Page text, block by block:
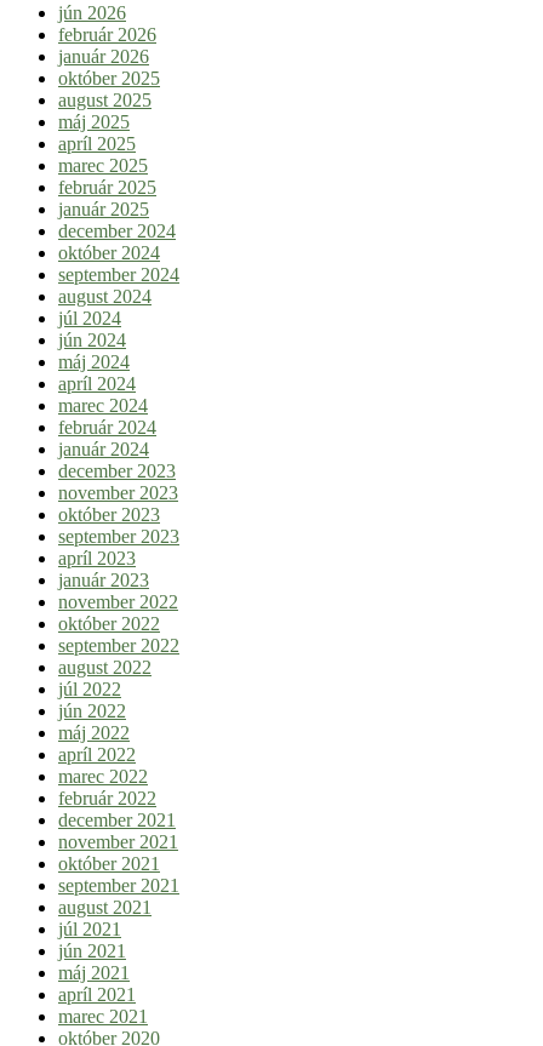
jún 2026
február 2026
január 2026
október 2025
august 2025
máj 2025
apríl 2025
marec 2025
február 2025
január 2025
december 2024
október 2024
september 2024
august 2024
júl 2024
jún 2024
máj 2024
apríl 2024
marec 2024
február 2024
január 2024
december 2023
november 2023
október 2023
september 2023
apríl 2023
január 2023
november 2022
október 2022
september 2022
august 2022
júl 2022
jún 2022
máj 2022
apríl 2022
marec 2022
február 2022
december 2021
november 2021
október 2021
september 2021
august 2021
júl 2021
jún 2021
máj 2021
apríl 2021
marec 2021
október 2020